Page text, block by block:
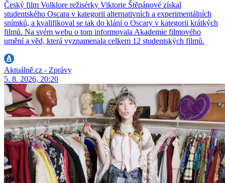
Český film Volklore režisérky Viktorie Štěpánové získal
studentského Oscara v kategorii alternativních a experimentálních
snímků, a kvalifikoval se tak do klání o Oscary v kategorii krátkých
filmů. Na svém webu o tom informovala Akademie filmového
umění a věd, která vyznamenala celkem 12 studentských filmů.
Aktuálně.cz - Zprávy
5. 8. 2026, 20:20